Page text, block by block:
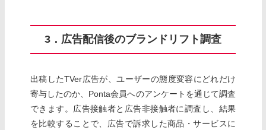
3．広告配信後のブランドリフト調査
出稿したTVer広告が、ユーザーの態度変容にどれだけ
寄与したのか、Ponta会員へのアンケートを通じて調査
できます。広告接触者と広告非接触者に調査し、結果
を比較することで、広告で訴求した商品・サービスに